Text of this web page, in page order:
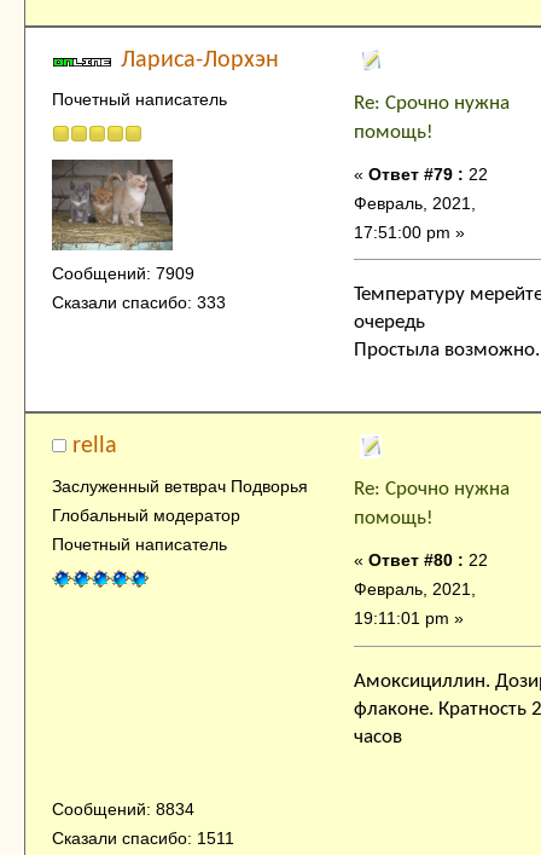
Лариса-Лорхэн
Почетный написатель
Сообщений: 7909
Сказали спасибо: 333
Re: Срочно нужна
помощь!
« Ответ #79 : 22
Февраль, 2021,
17:51:00 pm »
Температуру
очередь
Простыла возможно.
rella
Заслуженный ветврач Подворья
Глобальный модератор
Почетный написатель
Сообщений: 8834
Сказали спасибо: 1511
Re: Срочно нужна
помощь!
« Ответ #80 : 22
Февраль, 2021,
19:11:01 pm »
Амоксициллин.
флаконе. Кратность
часов